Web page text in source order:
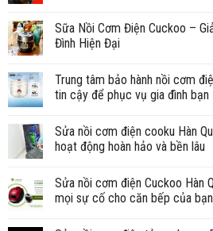
Sữa Nồi Cơm Điện Cuckoo –
Đình Hiện Đại
Trung tâm bảo hành nồi cơm
tin cậy để phục vụ gia đình bạn
Sửa nồi cơm điện cooku Hàn
hoạt động hoàn hảo và bền lâu
Sửa nồi cơm điện Cuckoo Hàn
mọi sự cố cho căn bếp của bạn